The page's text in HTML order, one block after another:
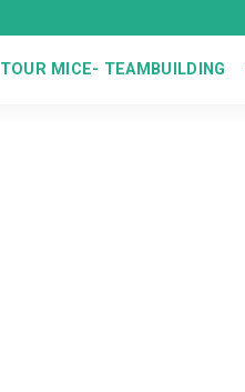
TOUR MICE- TEAMBUILDING